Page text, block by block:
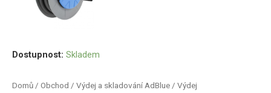
Domů / Obchod / Výdej a skladování AdBlue / Výdej
Dostupnost: Skladem